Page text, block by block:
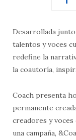
Desarrollada
talentos y voces
redefine la
la coautoría,
Coach presenta
permanente
creadores y voces
una campaña,